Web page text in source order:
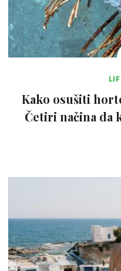
Kako osušiti
Četiri načina da